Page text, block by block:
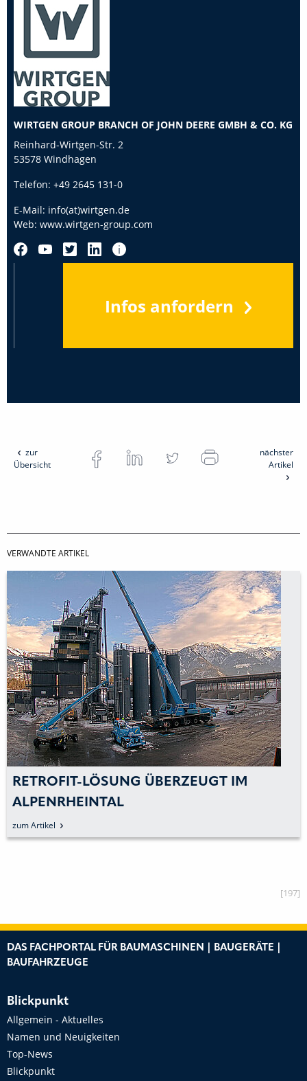
WIRTGEN GROUP BRANCH OF JOHN DEERE GMBH & CO. KG
Reinhard-Wirtgen-Str. 2
53578 Windhagen
Telefon: +49 2645 131-0
E-Mail: info(at)wirtgen.de
Web: www.wirtgen-group.com
Infos anfordern
zur
Übersicht
nächster
Artikel
VERWANDTE ARTIKEL
LÖSUNG ÜBERZEUGT IM
Artikel
[197]
DAS FACHPORTAL FÜR BAUMASCHINEN | BAUGERÄTE |
BAUFAHRZEUGE
Blickpunkt
Allgemein - Aktuelles
Namen und Neuigkeiten
Top-News
Blickpunkt